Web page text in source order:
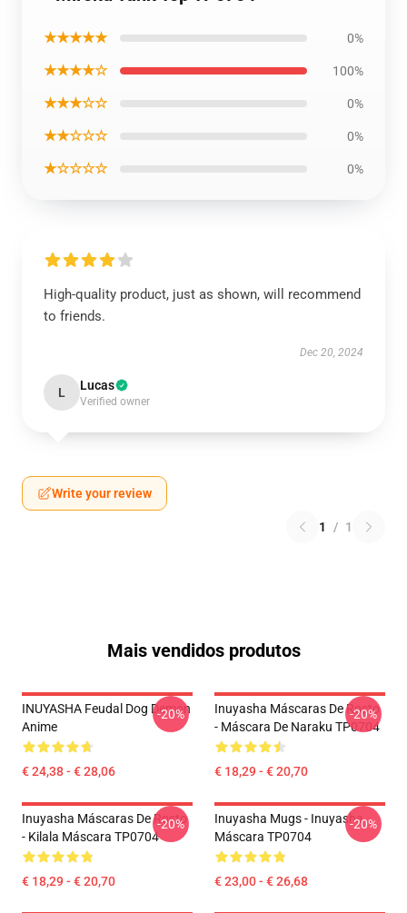
★★★★★ 0%
★★★★☆ 100%
★★★☆☆ 0%
★★☆☆☆ 0%
★☆☆☆☆ 0%
High-quality product, just as shown, will recommend
to friends.
Dec 20, 2024
L Lucas
Verified owner
Write your review
1 / 1
Mais vendidos produtos
INUYASHA Feudal Dog Demon
Anime
€ 24,38 - € 28,06
-20%
Inuyasha Máscaras De Rosto
- Máscara De Naraku TP0704
€ 18,29 - € 20,70
-20%
Inuyasha Máscaras De Rosto
- Kilala Máscara TP0704
€ 18,29 - € 20,70
-20%
Inuyasha Mugs - Inuyasha
Máscara TP0704
€ 23,00 - € 26,68
-20%